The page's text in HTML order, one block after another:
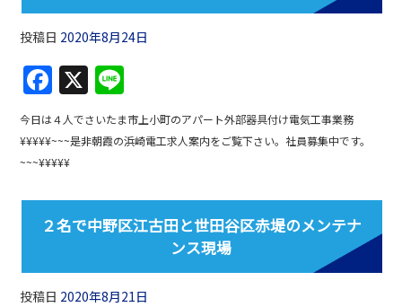
投稿日 2020年8月24日
F
a
c
e
b
o
k
X
n
e
今日は４人でさいたま市上小町のアパート外部器具付け電気工事業務
¥¥¥¥¥~~~是非朝霞の浜崎電工求人案内をご覧下さい。社員募集中です。
~~~¥¥¥¥¥
２名で中野区江古田と世田谷区赤堤のメンテナ
ンス現場
投稿日 2020年8月21日